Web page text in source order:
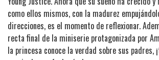
como ellos mismos, con la madurez
direcciones, es el momento de reflexionar.
recta final de la miniserie protagonizada por
la princesa conoce la verdad sobre sus padres,